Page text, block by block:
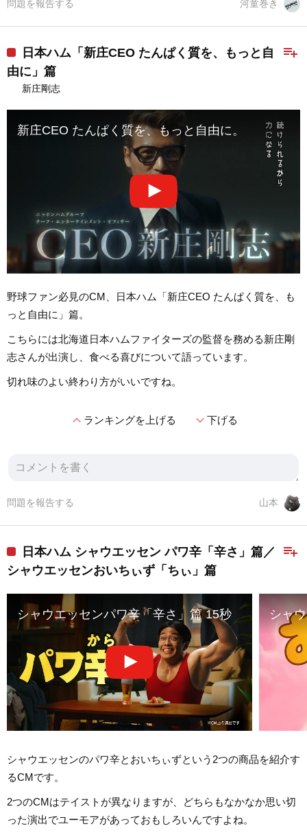
河童巻き
問題を報告する
playlist_add
日本ハム「新庄CEO たんぱく質を、もっと自
由に」篇
新庄剛志
新庄CEO たんぱく質を、もっと自由に。
野球ファン必見のCM、日本ハム「新庄CEO たんぱく質を、も
っと自由に」篇。
こちらには北海道日本ハムファイターズの監督を務める新庄剛
志さんが出演し、食べる喜びについて語っています。
切れ味のよい終わり方がいいですね。
expand_lessランキングを上げる expand_more下げる
山本
問題を報告する
playlist_add
日本ハム シャウエッセン パワ辛「辛さ」篇／
シャウエッセンおいちぃず「ちぃ」篇
シャウエッセンパワ辛「辛さ」篇 15秒 シャ
シャウエッセンのパワ辛とおいちぃずという2つの商品を紹介す
るCMです。
2つのCMはテイストが異なりますが、どちらもなかなか思い切
った演出でユーモアがあっておもしろいんですよね。